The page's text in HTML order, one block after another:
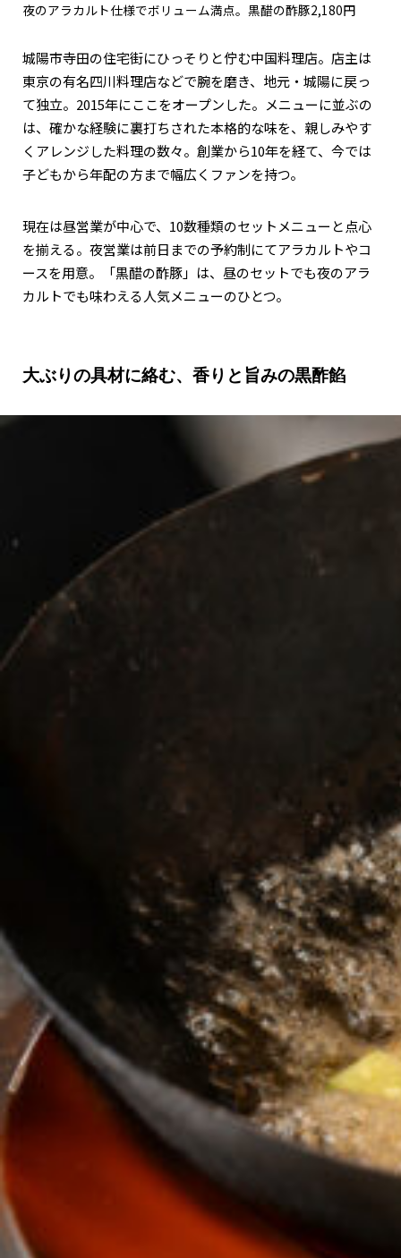
夜のアラカルト仕様でボリューム満点。黒醋の酢豚2,180円
城陽市寺田の住宅街にひっそりと佇む中国料理店。店主は
東京の有名四川料理店などで腕を磨き、地元・城陽に戻っ
て独立。2015年にここをオープンした。メニューに並ぶの
は、確かな経験に裏打ちされた本格的な味を、親しみやす
くアレンジした料理の数々。創業から10年を経て、今では
子どもから年配の方まで幅広くファンを持つ。
現在は昼営業が中心で、10数種類のセットメニューと点心
を揃える。夜営業は前日までの予約制にてアラカルトやコ
ースを用意。「黒醋の酢豚」は、昼のセットでも夜のアラ
カルトでも味わえる人気メニューのひとつ。
大ぶりの具材に絡む、香りと旨みの黒酢餡